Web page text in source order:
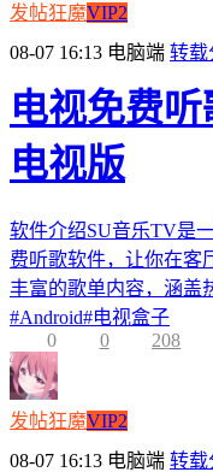
发帖狂魔VIP2
08-07 16:13 电脑端 转载
电视免费
电视版
软件介绍SU音乐TV是
费听歌软件，让你在客
丰富的歌单内容，涵盖
#Android#电视盒子
0
0 208
发帖狂魔VIP2
08-07 16:13 电脑端 转载